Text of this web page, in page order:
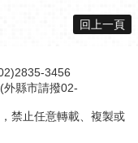
回上一頁
3456
縣市請撥02-
禁止任意轉載、複製或